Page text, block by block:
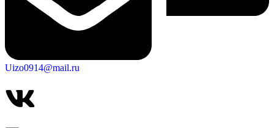
Uizo0914@mail.ru